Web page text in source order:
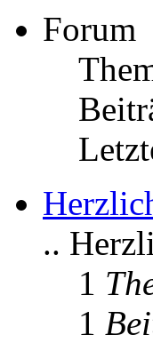
Forum
..
1
1